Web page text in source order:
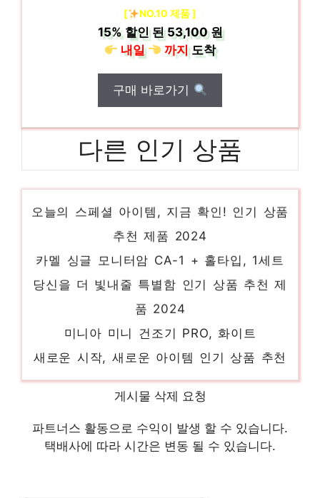
[ NO.10 제품 ]
15%할인 된53,100 원
내일
까지도착
구매 바로가기
다른 인기 상품
TAIKESEN 180도개방 깔끔한 속기모 노트북
당신을 더 빛내줄 특별함 인기 상품 추천 제
게시물 삭제 요청
파트너스 활동으로 수익이 발생 할 수 있습니다.
택배사에 따라 시간은 변동 될 수 있습니다.